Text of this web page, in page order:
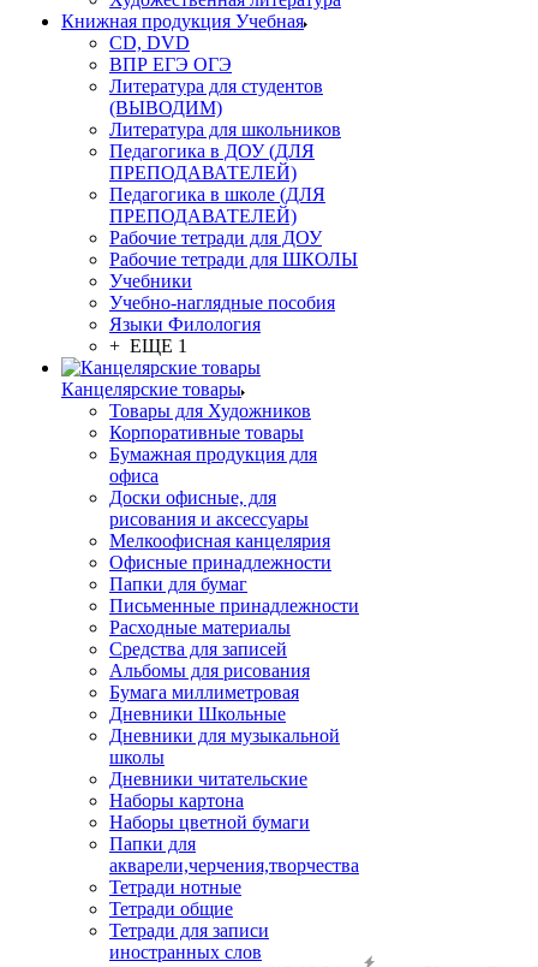
Книжная продукция Учебная
CD, DVD
ВПР ЕГЭ ОГЭ
Литература для студентов
(ВЫВОДИМ)
Литература для школьников
Педагогика в ДОУ (ДЛЯ
ПРЕПОДАВАТЕЛЕЙ)
Педагогика в школе (ДЛЯ
ПРЕПОДАВАТЕЛЕЙ)
Рабочие тетради для ДОУ
Рабочие тетради для ШКОЛЫ
Учебники
Учебно-наглядные пособия
Языки Филология
+ ЕЩЕ 1
Канцелярские товары
Товары для Художников
Корпоративные товары
Бумажная продукция для
офиса
Доски офисные, для
рисования и аксессуары
Мелкоофисная канцелярия
Офисные принадлежности
Папки для бумаг
Письменные принадлежности
Расходные материалы
Средства для записей
Альбомы для рисования
Бумага миллиметровая
Дневники Школьные
Дневники для музыкальной
школы
Дневники читательские
Наборы картона
Наборы цветной бумаги
Папки для
акварели,черчения,творчества
Тетради нотные
Тетради общие
Тетради для записи
иностранных слов